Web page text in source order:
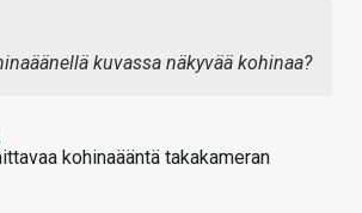
kuvassa näkyvää kohinaa?
kohinaääntä takakameran